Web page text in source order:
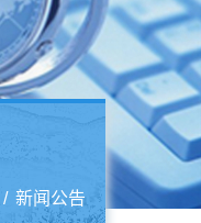
/ 新闻公告